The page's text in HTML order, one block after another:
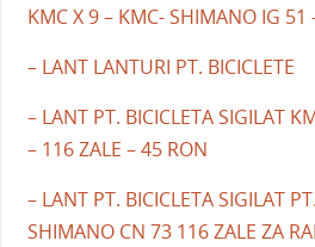
KMC X 9 – KMC- SHIMANO IG 51
– LANT LANTURI PT. BICICLETE
– LANT PT. BICICLETA SIGILAT
– 116 ZALE – 45 RON
– LANT PT. BICICLETA SIGILAT
SHIMANO CN 73 116 ZALE ZA